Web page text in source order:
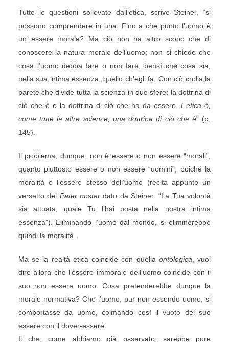
Tutte le questioni sollevate dall’etica, scrive Steiner, “si
possono comprendere in una: Fino a che punto l’uomo è
un essere morale? Ma ciò non ha altro scopo che di
conoscere la natura morale dell’uomo; non si chiede che
cosa l’uomo debba fare o non fare, bensì che cosa sia,
nella sua intima essenza, quello ch’egli fa. Con ciò crolla la
parete che divide tutta la scienza in due sfere: la dottrina di
ciò che è e la dottrina di ciò che ha da essere.L’etica è,
come tutte le altre scienze, una dottrina di ciò che è” (p.
145).
Il problema, dunque, non è essere o non essere “morali”,
quanto piuttosto essere o non essere “uomini”, poiché la
moralità è l’essere stesso dell’uomo (recita appunto un
versetto del Pater nosterdato da Steiner: “La Tua volontà
sia attuata, quale Tu l’hai posta nella nostra intima
essenza”). Eliminando l’uomo dal mondo, si eliminerebbe
quindi la moralità.
Ma se la realtà etica coincide con quella ontologica , vuol
dire allora che l’essere immorale dell’uomo coincide con il
suo non essere uomo. Cosa pretenderebbe dunque la
morale normativa? Che l’uomo, pur non essendo uomo, si
comportasse da uomo, colmando così il vuoto del suo
essere con il dover-essere.
Il che, come abbiamo già osservato, sarebbe pure